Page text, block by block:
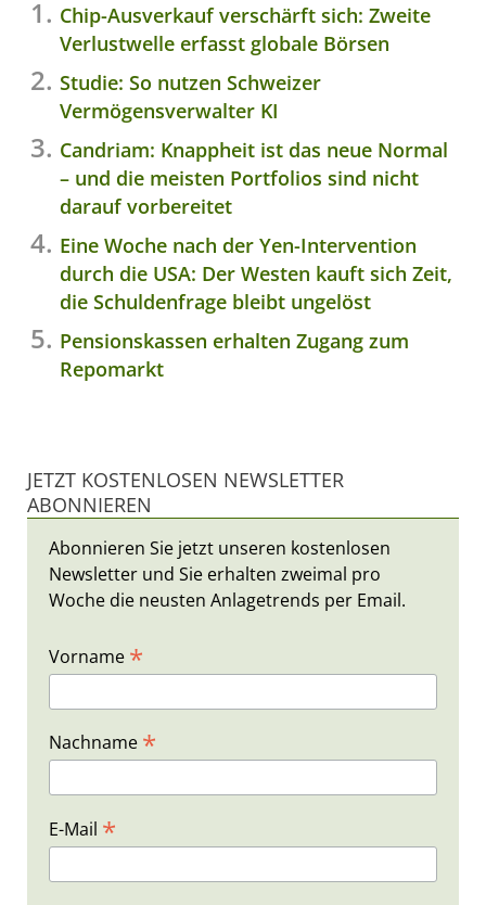
Chip-Ausverkauf verschärft sich: Zweite
Verlustwelle erfasst globale Börsen
Studie: So nutzen Schweizer
Vermögensverwalter KI
Candriam: Knappheit ist das neue Normal
– und die meisten Portfolios sind nicht
darauf vorbereitet
Eine Woche nach der Yen-Intervention
durch die USA: Der Westen kauft sich Zeit,
die Schuldenfrage bleibt ungelöst
Pensionskassen erhalten Zugang zum
Repomarkt
JETZT KOSTENLOSEN NEWSLETTER
ABONNIEREN
Abonnieren Sie jetzt unseren kostenlosen
Newsletter und Sie erhalten zweimal pro
Woche die neusten Anlagetrends per Email.
Vorname *
Nachname *
E-Mail *